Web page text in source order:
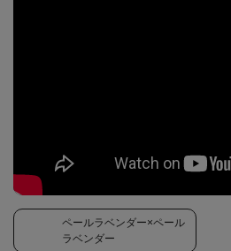
ペールラベンダー×ペール
ラベンダー